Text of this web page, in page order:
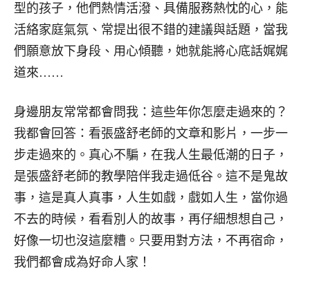
型的孩子，他們熱情活潑、具備服務熱忱的心，能
活絡家庭氣氛、常提出很不錯的建議與話題，當我
們願意放下身段、用心傾聽，她就能將心底話娓娓
道來……
身邊朋友常常都會問我：這些年你怎麼走過來的？
我都會回答：看張盛舒老師的文章和影片，一步一
步走過來的。真心不騙，在我人生最低潮的日子，
是張盛舒老師的教學陪伴我走過低谷。這不是鬼故
事，這是真人真事，人生如戲，戲如人生，當你過
不去的時候，看看別人的故事，再仔細想想自己，
好像一切也沒這麼糟。只要用對方法，不再宿命，
我們都會成為好命人家！